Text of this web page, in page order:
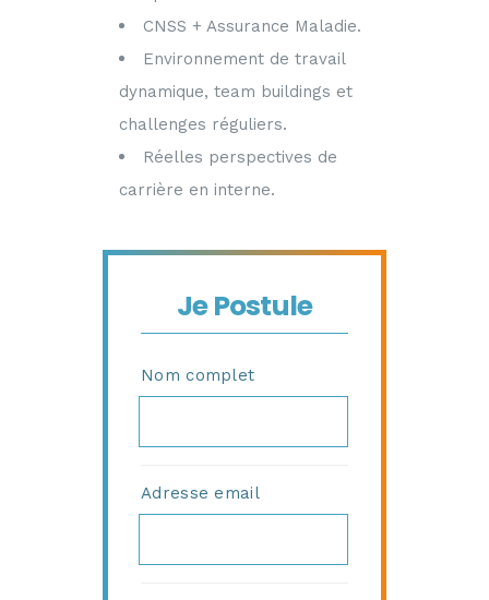
CNSS + Assurance Maladie.
Environnement de travail
dynamique, team buildings et
challenges réguliers.
Réelles perspectives de
carrière en interne.
Je Postule
Nom complet
Adresse email